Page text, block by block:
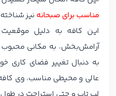
مناسب برای صبحانهنیز
این کافه به دلیل
آرامش‌بخش، به مکانی
به دنبال تغییر فضای کاری
عالی و محیطی مناسب، وی